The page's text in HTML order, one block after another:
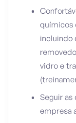
químicos
incluindo
vidro e
Seguir
empresa